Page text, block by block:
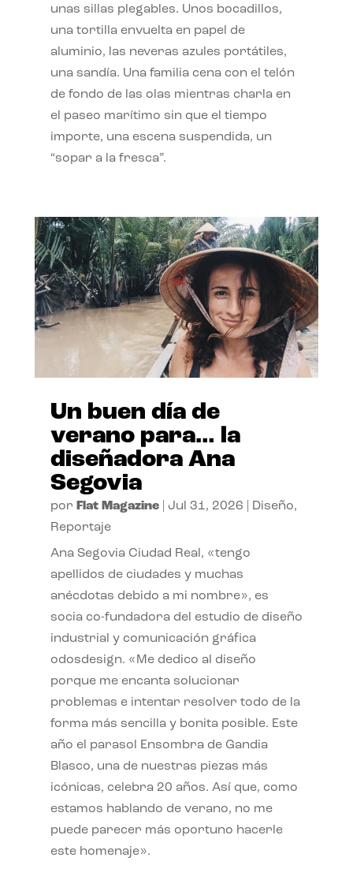
unas sillas plegables. Unos bocadillos,
una tortilla envuelta en papel de
aluminio, las neveras azules portátiles,
una sandía. Una familia cena con el telón
de fondo de las olas mientras charla en
el paseo marítimo sin que el tiempo
importe, una escena suspendida, un
“sopar a la fresca”.
Un buen día de
verano para… la
diseñadora Ana
Segovia
por Flat Magazine| Jul 31, 2026 Diseño,
Reportaje
Ana Segovia Ciudad Real, «tengo
apellidos de ciudades y muchas
anécdotas debido a mi nombre», es
socia co-fundadora del estudio de diseño
industrial y comunicación gráfica
odosdesign. «Me dedico al diseño
porque me encanta solucionar
problemas e intentar resolver todo de la
forma más sencilla y bonita posible. Este
año el parasol Ensombra de Gandia
Blasco, una de nuestras piezas más
icónicas, celebra 20 años. Así que, como
estamos hablando de verano, no me
puede parecer más oportuno hacerle
este homenaje».